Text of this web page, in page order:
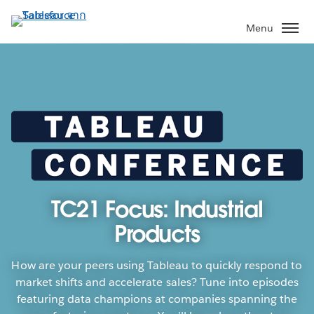
ไป
ที่
Menu
TC21 Focus: Industrial
Products
How are your peers using Tableau to quickly respond to
market shifts and accelerate sales? Tune into episodes
featuring data champions at companies spanning the